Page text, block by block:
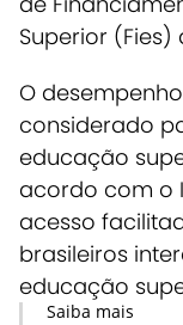
Superior
O
considerado
educação
acordo com o
acesso
brasileiros
educação
Saiba mais